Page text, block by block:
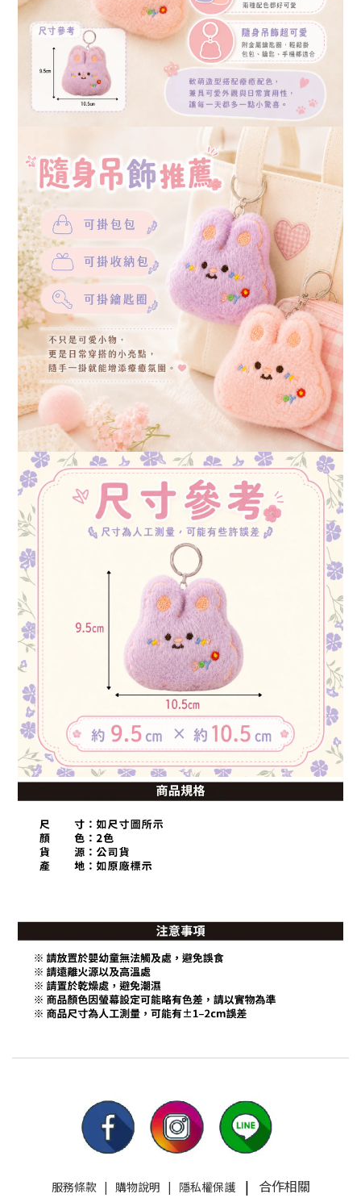
服務條款| 購物說明 | 隱私權保護| 合作相關